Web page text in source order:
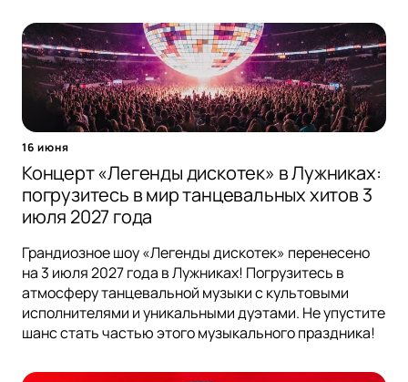
16 июня
Концерт «Легенды дискотек» в Лужниках:
погрузитесь в мир танцевальных хитов 3
июля 2027 года
Грандиозное шоу «Легенды дискотек» перенесено
на 3 июля 2027 года в Лужниках! Погрузитесь в
атмосферу танцевальной музыки с культовыми
исполнителями и уникальными дуэтами. Не упустите
шанс стать частью этого музыкального праздника!